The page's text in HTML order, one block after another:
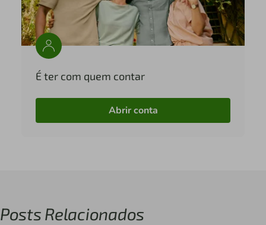
É ter com quem contar
Abrir conta
Posts Relacionados